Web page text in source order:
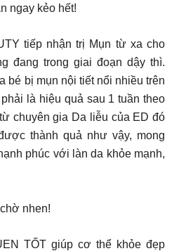
ngay kẻo hết!
tiếp nhận trị Mụn từ xa cho
đang trong giai đoạn dậy thì.
bé bị mụn nội tiết nổi nhiều trên
là hiệu quả sau 1 tuần theo
chuyên gia Da liễu của ED đó
thành quả như vậy, mong
phúc với làn da khỏe mạnh,
nhen!
TỐT giúp cơ thể khỏe đẹp